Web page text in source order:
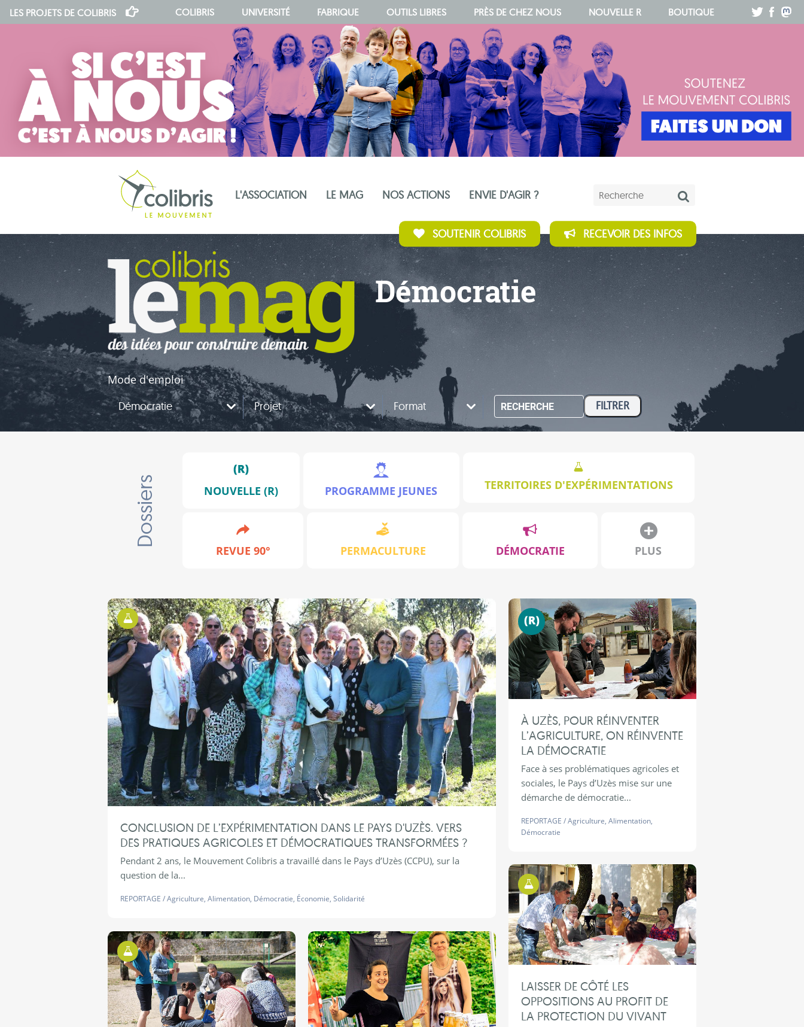
LES PROJETS DE COLIBRIS COLIBRIS UNIVERSITÉ FABRIQUE OUTILS LIBRES PRÈS DE CHEZ NOUS NOUVELLE R BOUTIQUE
L'ASSOCIATION LE MAG NOS ACTIONS ENVIE D'AGIR ? Mots-clés
indépendance
SOUTENIR COLIBRIS RECEVOIR DES INFOS
Démocratie
Mode d'emploi
Démocratie Projet Format RECHERCHE
Dossiers NOUVELLE (R) PROGRAMME JEUNES TERRITOIRES D'EXPÉRIMENTATIONS
REVUE 90° PERMACULTURE DÉMOCRATIE PLUS
Territoires d'Expérimentations
CONCLUSION DE L’EXPÉRIMENTATION DANS LE PAYS D'UZÈS. VERS
DES PRATIQUES AGRICOLES ET DÉMOCRATIQUES TRANSFORMÉES ?
Pendant 2 ans, le Mouvement Colibris a travaillé dans le Pays d’Uzès (CCPU), sur la
question de la...
REPORTAGE /Agriculture, Alimentation, Démocratie, Économie, Solidarité
Nouvelle (R)
À UZÈS, POUR RÉINVENTER
L’AGRICULTURE, ON RÉINVENTE
LA DÉMOCRATIE
Face à ses problématiques agricoles et
sociales, le Pays d’Uzès mise sur une
démarche de démocratie...
REPORTAGE /Agriculture, Alimentation,
Démocratie
Territoires d'Expérimentations
LAISSER DE CÔTÉ LES
OPPOSITIONS AU PROFIT DE
LA PROTECTION DU VIVANT
Territoires d'Expérimentations